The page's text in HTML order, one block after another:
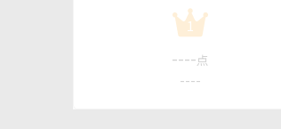
1
---- 点
----